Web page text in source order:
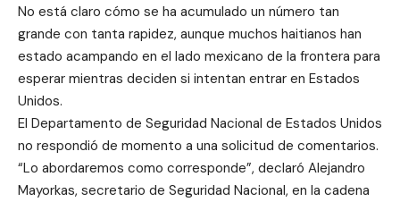
No está claro cómo se ha acumulado un número tan
grande con tanta rapidez, aunque muchos haitianos han
estado acampando en el lado mexicano de la frontera para
esperar mientras deciden si intentan entrar en Estados
Unidos.
El Departamento de Seguridad Nacional de Estados Unidos
no respondió de momento a una solicitud de comentarios.
“Lo abordaremos como corresponde”, declaró Alejandro
Mayorkas, secretario de Seguridad Nacional, en la cadena